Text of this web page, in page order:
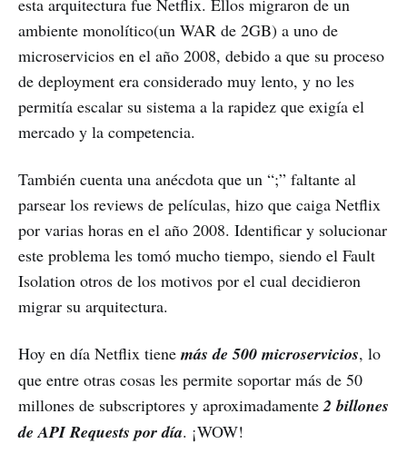
ambiente monolítico(un WAR de 2GB) a uno de
microservicios en el año 2008, debido a que su proceso
de deployment era considerado muy lento, y no les
permitía escalar su sistema a la rapidez que exigía el
mercado y la competencia.
También cuenta una anécdota que un “;” faltante al
parsear los reviews de películas, hizo que caiga Netflix
por varias horas en el año 2008. Identificar y solucionar
este problema les tomó mucho tiempo, siendo el Fault
Isolation otros de los motivos por el cual decidieron
migrar su arquitectura.
Hoy en día Netflix tiene más de 500 microservicios, lo
que entre otras cosas les permite soportar más de 50
millones de subscriptores y aproximadamente 2 billones
de API Requests por día. ¡WOW!